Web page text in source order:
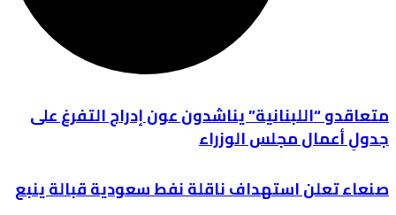
متعاقدو “اللبنانية” يناشدون عون إدراج التفرغ على
جدولِ أعمال مجلس الوزراء
صنعاء تعلن استهداف ناقلة نفط سعودية قبالة ينبع